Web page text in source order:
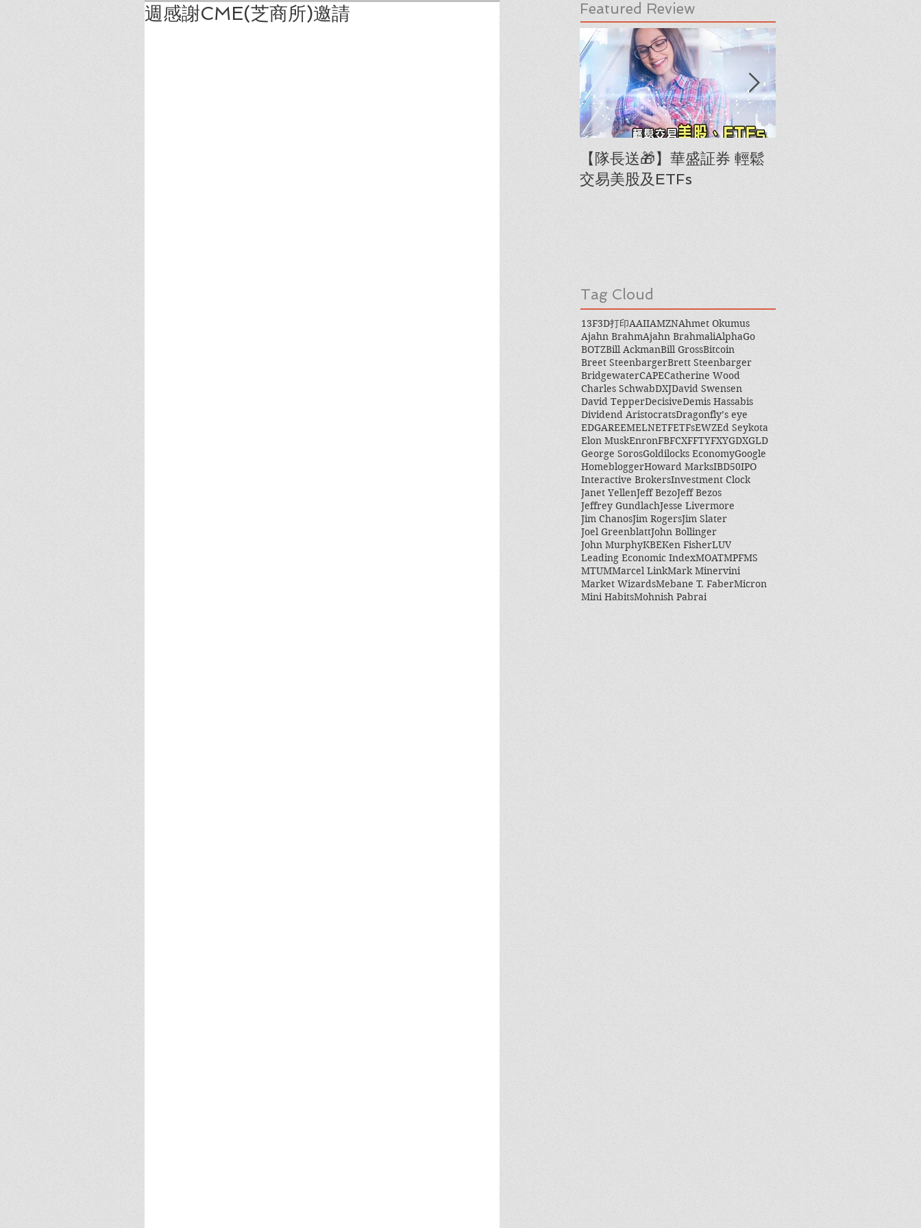
週感謝CME(芝商所)邀請 Featured Review
【隊長送🎁】華盛証券 輕鬆
交易美股及ETFs
Tag Cloud
13F3D打印AAIIAMZNAhmet Okumus
Ajahn BrahmAjahn BrahmaliAlphaGo
BOTZBill AckmanBill GrossBitcoin
Breet SteenbargerBrett Steenbarger
BridgewaterCAPECatherine Wood
Charles SchwabDXJDavid Swensen
David TepperDecisiveDemis Hassabis
Dividend AristocratsDragonfly’s eye
EDGAREEMELNETFETFsEWZEd Seykota
Elon MuskEnronFBFCXFFTYFXYGDXGLD
George SorosGoldilocks EconomyGoogle
HomebloggerHoward MarksIBD50IPO
Interactive BrokersInvestment Clock
Janet YellenJeff BezoJeff Bezos
Jeffrey GundlachJesse Livermore
Jim ChanosJim RogersJim Slater
Joel GreenblattJohn Bollinger
John MurphyKBEKen FisherLUV
Leading Economic IndexMOATMPFMS
MTUMMarcel LinkMark Minervini
Market WizardsMebane T. FaberMicron
Mini HabitsMohnish Pabrai